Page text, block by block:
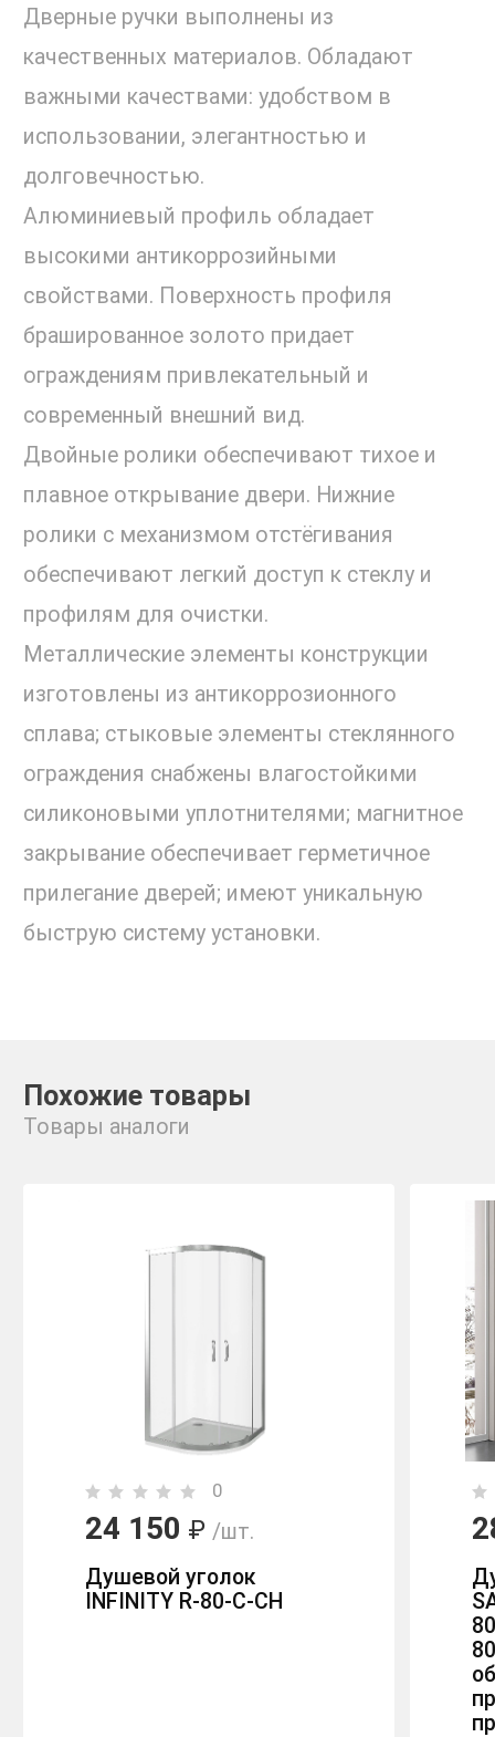
Дверные ручки выполнены из
качественных материалов. Обладают
важными качествами: удобством в
использовании, элегантностью и
долговечностью.
Алюминиевый профиль обладает
высокими антикоррозийными
свойствами. Поверхность профиля
брашированное золото придает
ограждениям привлекательный и
современный внешний вид.
Двойные ролики обеспечивают тихое и
плавное открывание двери. Нижние
ролики с механизмом отстёгивания
обеспечивают легкий доступ к стеклу и
профилям для очистки.
Металлические элементы конструкции
изготовлены из антикоррозионного
сплава; стыковые элементы стеклянного
ограждения снабжены влагостойкими
силиконовыми уплотнителями; магнитное
закрывание обеспечивает герметичное
прилегание дверей; имеют уникальную
быструю систему установки.
Похожие товары
Товары аналоги
0
24 150 ₽ /шт.
Душевой уголок
INFINITY R-80-C-CH